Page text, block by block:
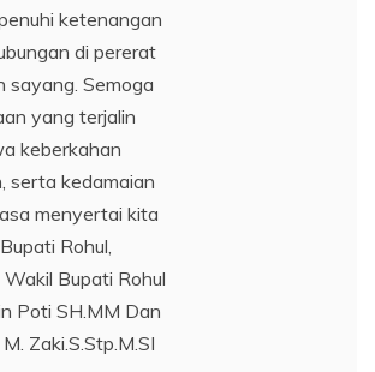
ketenangan
di pererat
sayang. Semoga
yang terjalin
keberkahan
serta kedamaian
menyertai kita
Rohul,
Bupati Rohul
Poti SH.MM Dan
Zaki.S.Stp.M.SI